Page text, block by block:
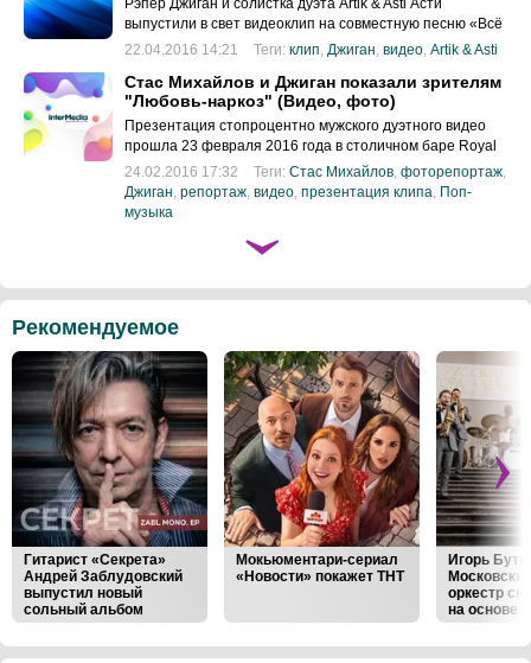
Рэпер Джиган и солистка дуэта Artik & Asti Асти
выпустили в свет видеоклип на совместную песню «Всё
будет хорошо».
22.04.2016 14:21 Теги: клип, Джиган, видео, Artik & Asti
Стас Михайлов и Джиган показали зрителям
"Любовь-наркоз" (Видео, фото)
Презентация стопроцентно мужского дуэтного видео
прошла 23 февраля 2016 года в столичном баре Royal
Arbat: свою совместную работу – клип на песню
"Любовь-наркоз" – представили Стас Михайлов и
Джиган.
24.02.2016 17:32 Теги: Стас Михайлов фоторепортаж
Джиган репортаж видео презентация клипа Поп-
музыка
Рекомендуемое
Гитарист «Секрета»
Андрей Заблудовский
выпустил новый
сольный альбом
Мокьюментари-сериал
«Новости» покажет ТНТ
Игорь
оркестр
на основе
Виктора